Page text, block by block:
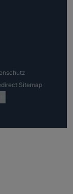
Sitemap